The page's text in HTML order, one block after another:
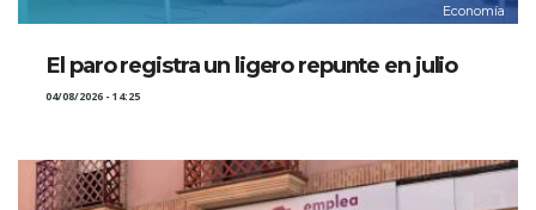
Economía
El paro registra un ligero repunte en julio
04/08/2026 - 14:25